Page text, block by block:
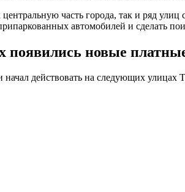
часть города, так и ряд
автомобилей и сделать
появились новые
действовать на следующих улицах